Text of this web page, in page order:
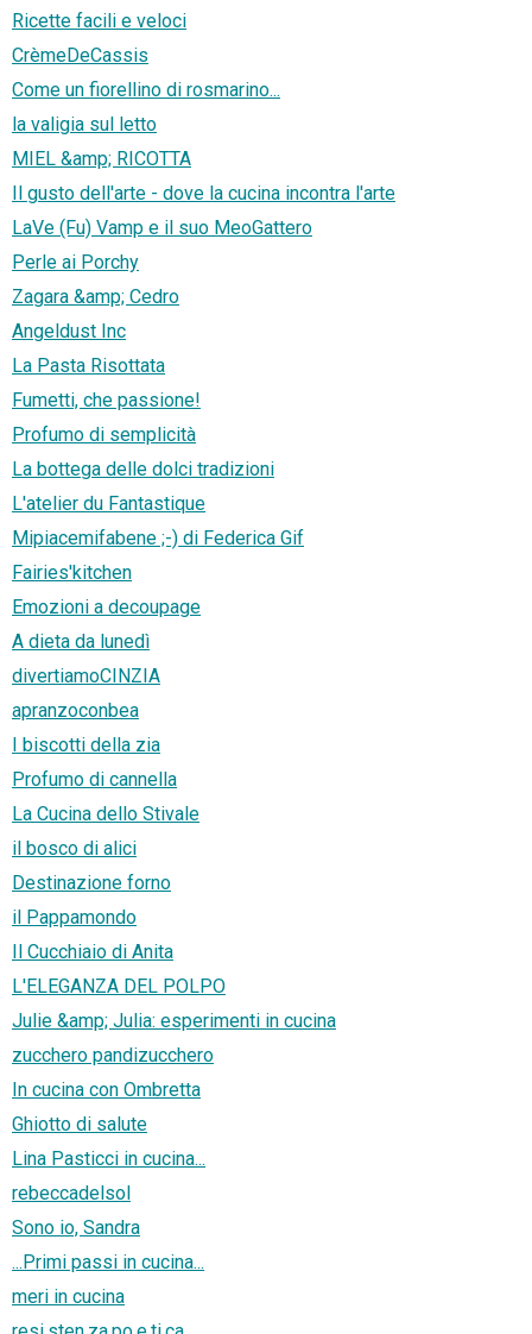
Ricette facili e veloci
CrèmeDeCassis
Come un fiorellino di rosmarino...
la valigia sul letto
MIEL &amp; RICOTTA
Il gusto dell'arte - dove la cucina incontra l'arte
LaVe (Fu) Vamp e il suo MeoGattero
Perle ai Porchy
Zagara &amp; Cedro
Angeldust Inc
La Pasta Risottata
Fumetti, che passione!
Profumo di semplicità
La bottega delle dolci tradizioni
L'atelier du Fantastique
Mipiacemifabene ;-) di Federica Gif
Fairies'kitchen
Emozioni a decoupage
A dieta da lunedì
divertiamoCINZIA
apranzoconbea
I biscotti della zia
Profumo di cannella
La Cucina dello Stivale
il bosco di alici
Destinazione forno
il Pappamondo
Il Cucchiaio di Anita
L'ELEGANZA DEL POLPO
Julie &amp; Julia: esperimenti in cucina
zucchero pandizucchero
In cucina con Ombretta
Ghiotto di salute
Lina Pasticci in cucina...
rebeccadelsol
Sono io, Sandra
...Primi passi in cucina...
meri in cucina